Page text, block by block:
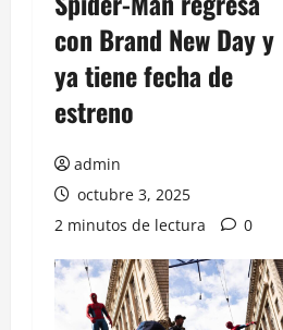
con Brand New Day y
ya tiene fecha de
estreno
admin
octubre 3, 2025
2 minutos de lectura
0